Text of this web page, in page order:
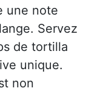
une note
Servez
de tortilla
unique.
non